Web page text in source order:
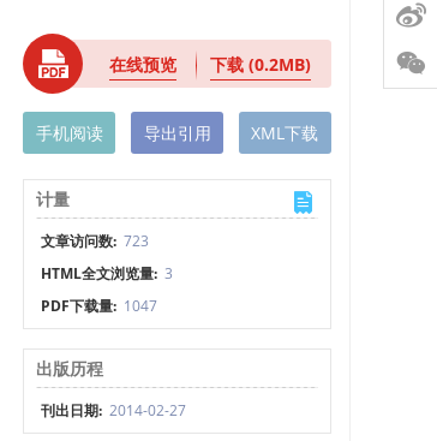
在线预览 下载(0.2MB)
手机阅读 导出引用 XML下载
计量
文章访问数: 723
HTML全文浏览量: 3
PDF下载量: 1047
出版历程
刊出日期: 2014-02-27